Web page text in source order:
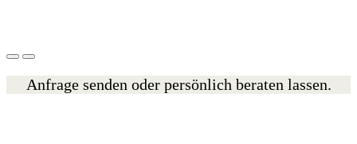
Anfrage senden oder persönlich beraten lassen.